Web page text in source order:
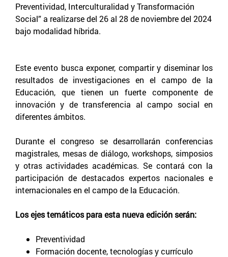
Preventividad, Interculturalidad y Transformación
Social” a realizarse del 26 al 28 de noviembre del 2024
bajo modalidad híbrida.
Este evento busca exponer, compartir y diseminar los
resultados de investigaciones en el campo de la
Educación, que tienen un fuerte componente de
innovación y de transferencia al campo social en
diferentes ámbitos.
Durante el congreso se desarrollarán conferencias
magistrales, mesas de diálogo, workshops, simposios
y otras actividades académicas. Se contará con la
participación de destacados expertos nacionales e
internacionales en el campo de la Educación.
Los ejes temáticos para esta nueva edición serán:
Preventividad
Formación docente, tecnologías y currículo